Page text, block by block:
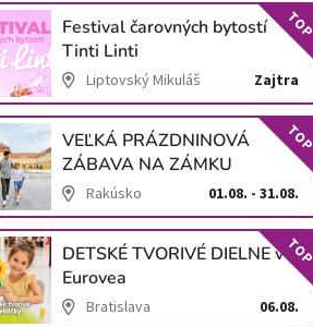
Festival čarovných bytostí
Tinti Linti
Liptovský Mikuláš Zajtra
TOP
VEĽKÁ PRÁZDNINOVÁ
ZÁBAVA NA ZÁMKU
SCHLOSS HOF
Rakúsko 01.08. - 31.08.
TOP
DETSKÉ TVORIVÉ DIELNE v
Eurovea
Bratislava 06.08.
TOP